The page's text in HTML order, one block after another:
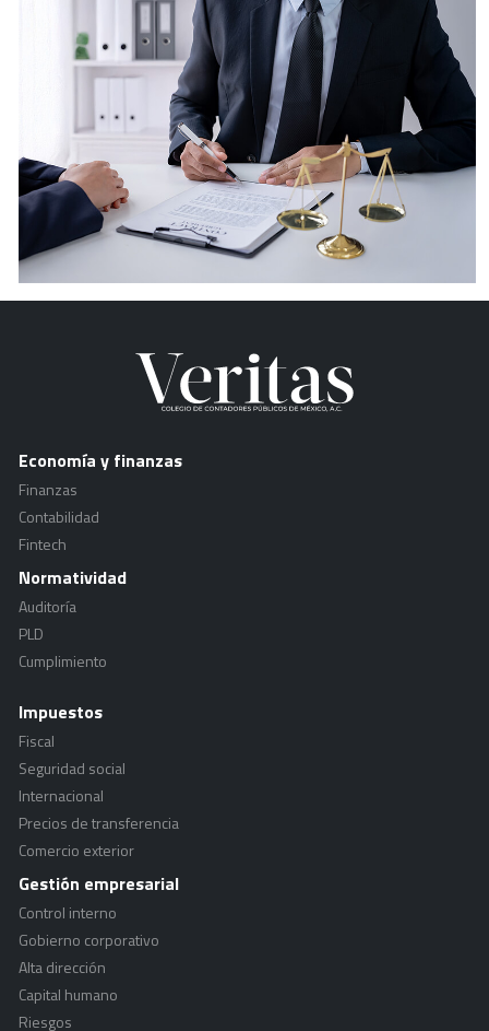
Economía y finanzas
Finanzas
Contabilidad
Fintech
Normatividad
Auditoría
PLD
Cumplimiento
Impuestos
Fiscal
Seguridad social
Internacional
Precios de transferencia
Comercio exterior
Gestión empresarial
Control interno
Gobierno corporativo
Alta dirección
Capital humano
Riesgos